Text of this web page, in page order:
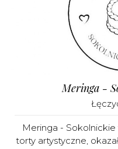
Meringa -
Meringa -
torty artystyczne,